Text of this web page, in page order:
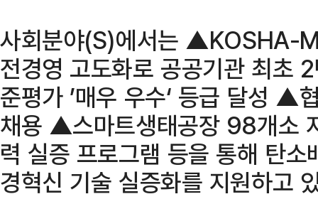
사회분야(S)에서는 ▲KOSHA-
전경영 고도화로 공공기관 최초
준평가 ’매우 우수‘ 등급 달성
채용 ▲스마트생태공장 98개소
력 실증 프로그램 등을 통해 탄
경혁신 기술 실증화를 지원하고